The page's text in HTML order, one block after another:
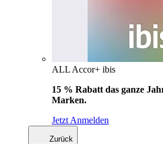
ALL Accor+ ibis
15 % Rabatt das ganze
Marken.
Jetzt Anmelden
Zurück